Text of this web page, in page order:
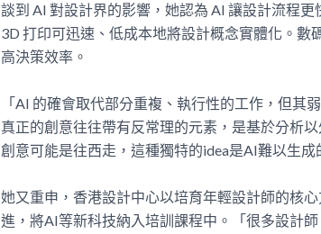
談到 AI 對設計界的影響，她認為 AI 讓設計流程更
3D 打印可迅速、低成本地將設計概念實體化。數
高決策效率。
「 AI 的確會取代部分重複、執行性的工作，但其
真正的創意往往帶有反常理的元素，是基於分析
創意可能是往西走，這種獨特的idea是AI難以生成
她又重申，香港設計中心以培育年輕設計師的核
進，將AI等新科技納入培訓課程中。「很多設計